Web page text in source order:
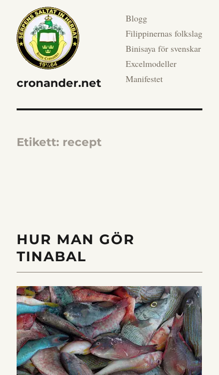
cronander.net
Blogg
Filippinernas folkslag
Binisaya för svenskar
Excelmodeller
Manifestet
Etikett: recept
HUR MAN GÖR
TINABAL